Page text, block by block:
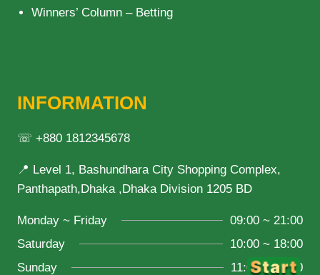
Winners’ Column – Betting
INFORMATION
☏ +880 1812345678
📍 Level 1, Bashundhara City Shopping Complex,
Panthapath,Dhaka ,Dhaka Division 1205 BD
Monday ~ Friday
09:00 ~ 21:00
Saturday
10:00 ~ 18:00
Sunday
11:00 ~ 20:00